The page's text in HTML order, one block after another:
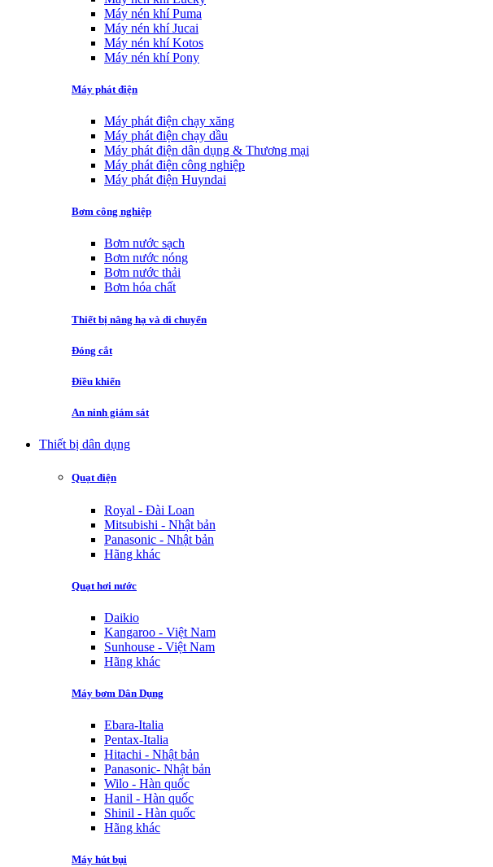
Máy nén khí Puma
Máy nén khí Jucai
Máy nén khí Kotos
Máy nén khí Pony
Máy phát điện
Máy phát điện chạy xăng
Máy phát điện chạy dầu
Máy phát điện dân dụng & Thương mại
Máy phát điện công nghiệp
Máy phát điện Huyndai
Bơm công nghiệp
Bơm nước sạch
Bơm nước nóng
Bơm nước thải
Bơm hóa chất
Thiết bị nâng hạ và di chuyển
Đóng cắt
Điều khiển
An ninh giám sát
Thiết bị dân dụng
Quạt điện
Royal - Đài Loan
Mitsubishi - Nhật bản
Panasonic - Nhật bản
Hãng khác
Quạt hơi nước
Daikio
Kangaroo - Việt Nam
Sunhouse - Việt Nam
Hãng khác
Máy bơm Dân Dụng
Ebara-Italia
Pentax-Italia
Hitachi - Nhật bản
Panasonic- Nhật bản
Wilo - Hàn quốc
Hanil - Hàn quốc
Shinil - Hàn quốc
Hãng khác
Máy hút bụi